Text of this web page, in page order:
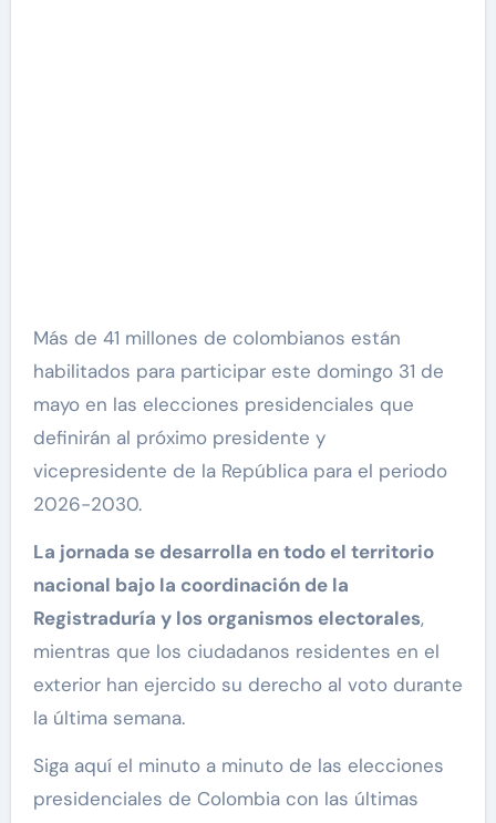
Más de 41 millones de colombianos están
habilitados para participar este domingo 31 de
mayo en las elecciones presidenciales que
definirán al próximo presidente y
vicepresidente de la República para el periodo
2026-2030.
La jornada se desarrolla en todo el territorio
nacional bajo la coordinación de la
Registraduría y los organismos electorales,
mientras que los ciudadanos residentes en el
exterior han ejercido su derecho al voto durante
la última semana.
Siga aquí el minuto a minuto de las elecciones
presidenciales de Colombia con las últimas